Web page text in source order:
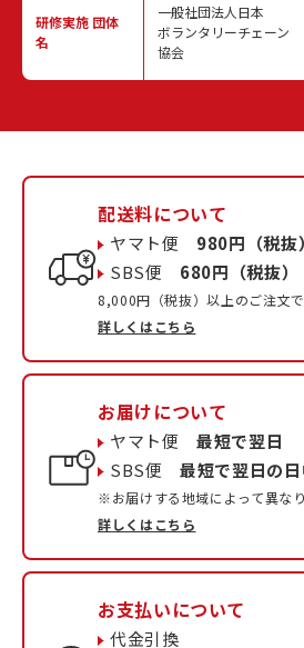
研修実施 団体
名
一般社団法人日本
ボランタリーチェーン
協会
配送料について
ヤマト便 980円（税抜）
SBS便 680円（税抜）
8,000円（税抜）以上のご注文
詳しくはこちら
お届けについて
ヤマト便最短で翌日
SBS便最短で翌日の
※お届けする地域によって異なり
詳しくはこちら
お支払いについて
代金引換